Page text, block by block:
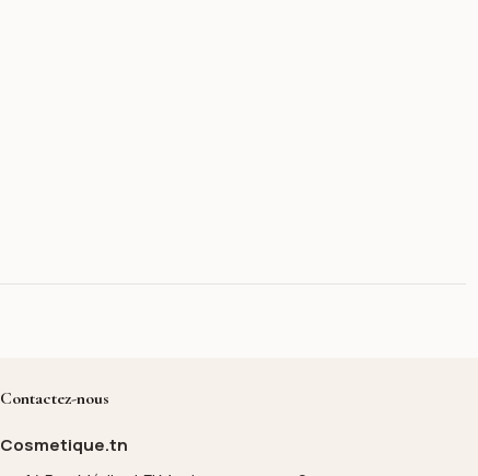
Contactez-nous
Cosmetique.tn